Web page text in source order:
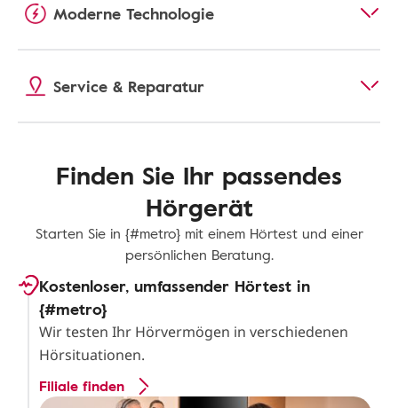
Moderne Technologie
Service & Reparatur
Finden Sie Ihr passendes
Hörgerät
Starten Sie in {#metro} mit einem Hörtest und einer
persönlichen Beratung.
Kostenloser, umfassender Hörtest in
{#metro}
Wir testen Ihr Hörvermögen in verschiedenen
Hörsituationen.
Filiale finden